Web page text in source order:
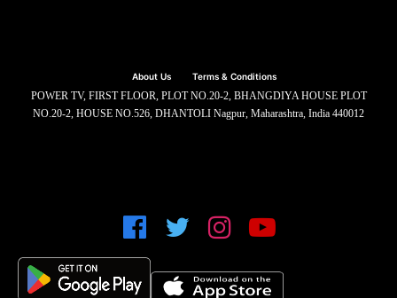
About Us Terms & Conditions
POWER TV, FIRST FLOOR, PLOT NO.20-2, BHANGDIYA HOUSE PLOT
NO.20-2, HOUSE NO.526, DHANTOLI Nagpur, Maharashtra, India 440012